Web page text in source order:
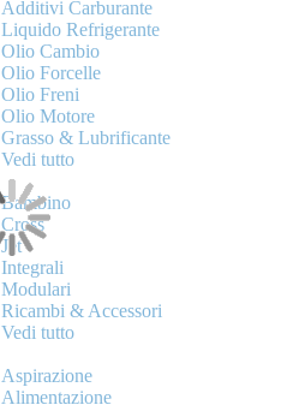
Additivi Carburante
Liquido Refrigerante
Olio Cambio
Olio Forcelle
Olio Freni
Olio Motore
Grasso & Lubrificante
Vedi tutto
Bambino
Cross
Jet
Integrali
Modulari
Ricambi & Accessori
Vedi tutto
Aspirazione
Alimentazione